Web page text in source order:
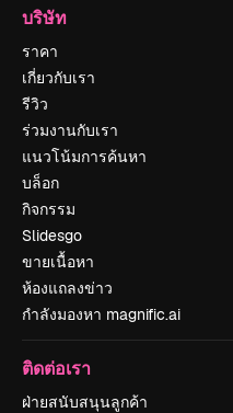
บริษัท
ราคา
เกี่ยวกับเรา
รีวิว
ร่วมงานกับเรา
แนวโน้มการค้นหา
บล็อก
กิจกรรม
Slidesgo
ขายเนื้อหา
ห้องแถลงข่าว
กำลังมองหา magnific.ai
ติดต่อเรา
ฝ่ายสนับสนุนลูกค้า